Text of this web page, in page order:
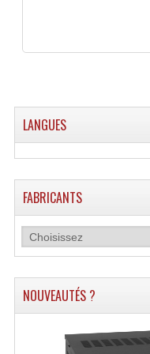
Haut-
LANGUES
FABRICANTS
NOUVEAUTÉS ?